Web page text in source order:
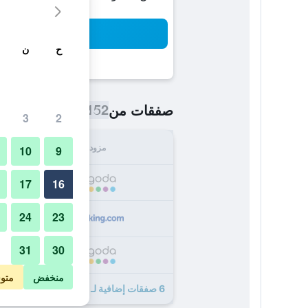
صفقات من152 ﷼
مزود
6 صفقات إضافية لـ جينجو كاي إيه آي هوتل
ح ن
2
3
9
10
16
17
23
24
30
31
منخفض